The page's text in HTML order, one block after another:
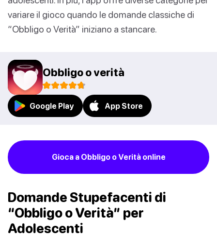
variare il gioco quando le domande classiche di
“Obbligo o Verità” iniziano a stancare.
Obbligo o verità
Google Play App Store
Gioca a Obbligo o Verità online
Domande Stupefacenti di
“Obbligo o Verità” per
Adolescenti